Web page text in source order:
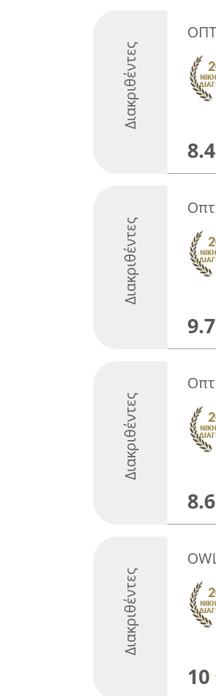
Διακριθέντες
8.4
Διακριθέντες
9.7
Διακριθέντες
8.6
Διακριθέντες
10